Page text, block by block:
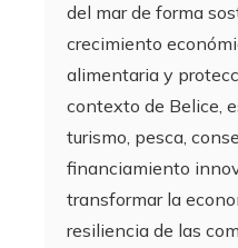
del mar de forma
crecimiento
alimentaria y
contexto de Belice,
turismo, pesca,
financiamiento
transformar la
resiliencia de las